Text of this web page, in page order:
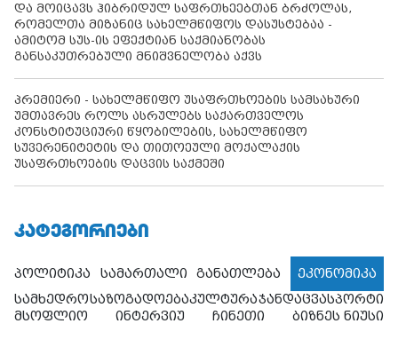
და მოიცავს ჰიბრიდულ საფრთხეებთან ბრძოლას,
რომელთა მიზანიც სახელმწიფოს დასუსტებაა -
ამიტომ სუს-ის ეფექტიან საქმიანობას
განსაკუთრებული მნიშვნელობა აქვს
პრემიერი - სახელმწიფო უსაფრთხოების სამსახური
უმთავრეს როლს ასრულებს საქართველოს
კონსტიტუციური წყობილების, სახელმწიფო
სუვერენიტეტის და თითოეული მოქალაქის
უსაფრთხოების დაცვის საქმეში
ᲙᲐᲢᲔᲒᲝᲠᲘᲔᲑᲘ
პოლიტიკა სამართალი განათლება
ეკონომიკა
სამხედროსაზოგადოებაკულტურაჯანდაცვასპორტი
მსოფლიო
ინტერვიუ ჩინეთი ბიზნეს ნიუსი